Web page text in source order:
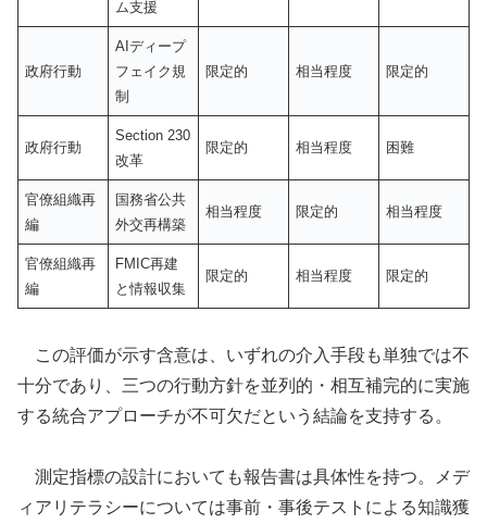
ム支援
政府行動
AIディープ
フェイク規
制
限定的 相当程度 限定的
政府行動
Section 230
改革
限定的 相当程度 困難
官僚組織再
編
国務省公共
外交再構築
相当程度 限定的 相当程度
官僚組織再
編
FMIC再建
と情報収集
限定的 相当程度 限定的
この評価が示す含意は、いずれの介入手段も単独では不
十分であり、三つの行動方針を並列的・相互補完的に実施
する統合アプローチが不可欠だという結論を支持する。
測定指標の設計においても報告書は具体性を持つ。メデ
ィアリテラシーについては事前・事後テストによる知識獲